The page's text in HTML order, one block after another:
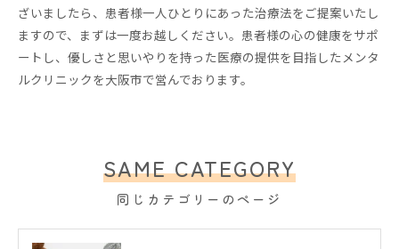
ざいましたら、患者様一人ひとりにあった治療法をご提案いたし
ますので、まずは一度お越しください。患者様の心の健康をサポ
ートし、優しさと思いやりを持った医療の提供を目指したメンタ
ルクリニックを大阪市で営んでおります。
同じカテゴリーのページ
SAME CATEGORY